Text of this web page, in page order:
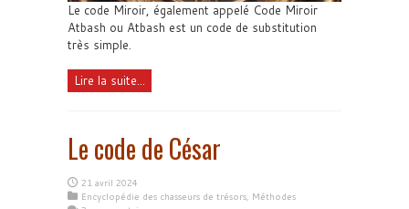
Le code Miroir, également appelé Code Miroir
Atbash ou Atbash est un code de substitution
très simple.
Lire la suite...
Le code de César
21 avril 2024
Encyclopédie des chasseurs de trésors, Méthodes